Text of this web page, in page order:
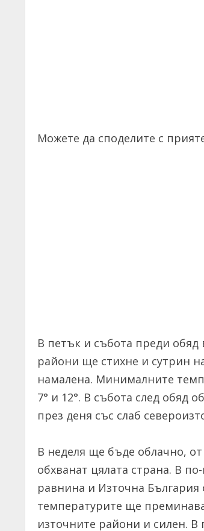
Можете да споделите с
В петък и събота преди
райони ще стихне и сутрин
намалена. Минималните
7° и 12°. В събота след обяд
през деня със слаб
В неделя ще бъде облачно,
обхванат цялата страна. В
равнина и Източна
температурите ще
източните райони и силен.